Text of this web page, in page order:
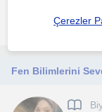
daha
Çerezler